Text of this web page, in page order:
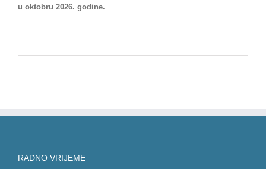
u oktobru 2026. godine.
RADNO VRIJEME